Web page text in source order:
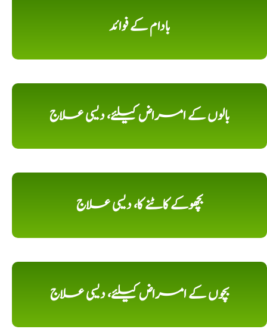
بادام کے فوائد
بالوں کے امراض کیلئے، دیسی علاج
بچھوکے کاٹنے کا، دیسی علاج
بچوں کے امراض کیلئے، دیسی علاج